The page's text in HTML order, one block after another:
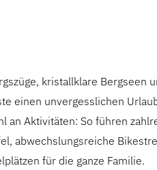
kristallklare Bergseen
einen unvergesslichen
an Aktivitäten: So führen
abwechslungsreiche
für die ganze Familie.